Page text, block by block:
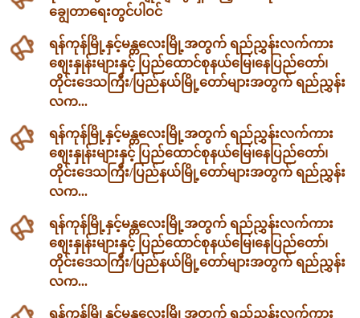
ချွေတာရေးတွင်ပါဝင်
ရန်ကုန်မြို့နှင့်မန္တလေးမြို့အတွက် ရည်ညွှန်းလက်ကား
ဈေးနှုန်းများနှင့် ပြည်ထောင်စုနယ်မြေ၊နေပြည်တော်၊
တိုင်းဒေသကြီး/ပြည်နယ်မြို့တော်များအတွက် ရည်ညွှန်း
လက...
ရန်ကုန်မြို့နှင့်မန္တလေးမြို့အတွက် ရည်ညွှန်းလက်ကား
ဈေးနှုန်းများနှင့် ပြည်ထောင်စုနယ်မြေ၊နေပြည်တော်၊
တိုင်းဒေသကြီး/ပြည်နယ်မြို့တော်များအတွက် ရည်ညွှန်း
လက...
ရန်ကုန်မြို့နှင့်မန္တလေးမြို့အတွက် ရည်ညွှန်းလက်ကား
ဈေးနှုန်းများနှင့် ပြည်ထောင်စုနယ်မြေ၊နေပြည်တော်၊
တိုင်းဒေသကြီး/ပြည်နယ်မြို့တော်များအတွက် ရည်ညွှန်း
လက...
ရန်ကုန်မြို့နှင့်မန္တလေးမြို့အတွက် ရည်ညွှန်းလက်ကား